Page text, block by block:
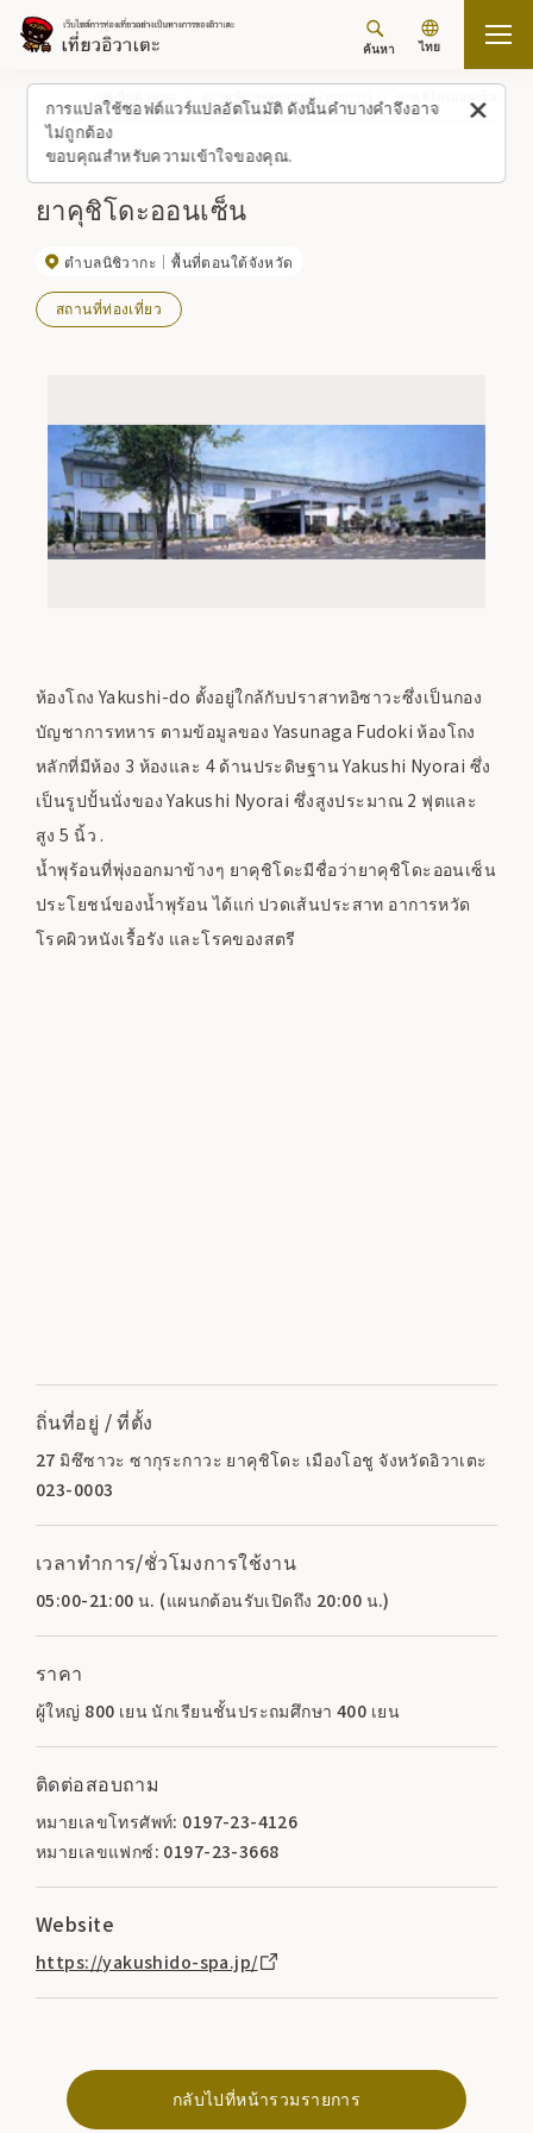
การแปลใช้ซอฟต์แวร์แปลอัตโนมัติ ดังนั้นคำบางคำจึงอาจ
ไม่ถูกต้อง
ขอบคุณสำหรับความเข้าใจของคุณ.
ค้นหา ไทย
กลับขึ้นด้านบน สถานที่/ประสบการณ์ (รายการ)
ยาคุชิโดะออนเซ็น
ตำบลนิชิวากะ พื้นที่ตอนใต้จังหวัด
สถานที่ท่องเที่ยว
ห้องโถง Yakushi-do ตั้งอยู่ใกล้กับปราสาทอิซาวะซึ่งเป็นกอง
บัญชาการทหาร ตามข้อมูลของ Yasunaga Fudoki ห้องโถง
หลักที่มีห้อง 3 ห้องและ 4 ด้านประดิษฐาน Yakushi Nyorai ซึ่ง
เป็นรูปปั้นนั่งของ Yakushi Nyorai ซึ่งสูงประมาณ 2 ฟุตและ
สูง 5 นิ้ว .
น้ำพุร้อนที่พุ่งออกมาข้างๆ ยาคุชิโดะมีชื่อว่ายาคุชิโดะออนเซ็น
ประโยชน์ของน้ำพุร้อน ได้แก่ ปวดเส้นประสาท อาการหวัด
โรคผิวหนังเรื้อรัง และโรคของสตรี
ถิ่นที่อยู่ / ที่ตั้ง
27 มิซึซาวะ ซากุระกาวะ ยาคุชิโดะ เมืองโอชู จังหวัดอิวาเตะ
023-0003
เวลาทำการ/ชั่วโมงการใช้งาน
05:00-21:00 น. (แผนกต้อนรับเปิดถึง 20:00 น.)
ราคา
ผู้ใหญ่ 800 เยน นักเรียนชั้นประถมศึกษา 400 เยน
ติดต่อสอบถาม
หมายเลขโทรศัพท์: 0197-23-4126
หมายเลขแฟกซ์: 0197-23-3668
Website
https://yakushido-spa.jp/
กลับไปที่หน้ารวมรายการ